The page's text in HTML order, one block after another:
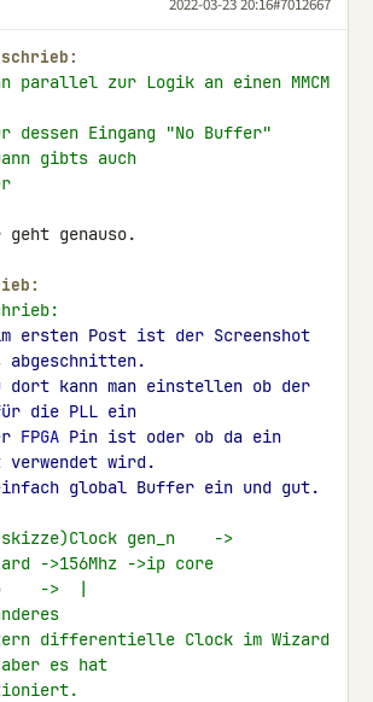
parallel zur Logik an einen MMCM
dessen Eingang "No Buffer"
gibts auch
genauso.
ersten Post ist der Screenshot
dort kann man einstellen ob der
die PLL ein
FPGA Pin ist oder ob da ein
wird.
global Buffer ein und gut.
gen_n    ->
->156Mhz ->ip core
->  |
differentielle Clock im Wizard
es hat